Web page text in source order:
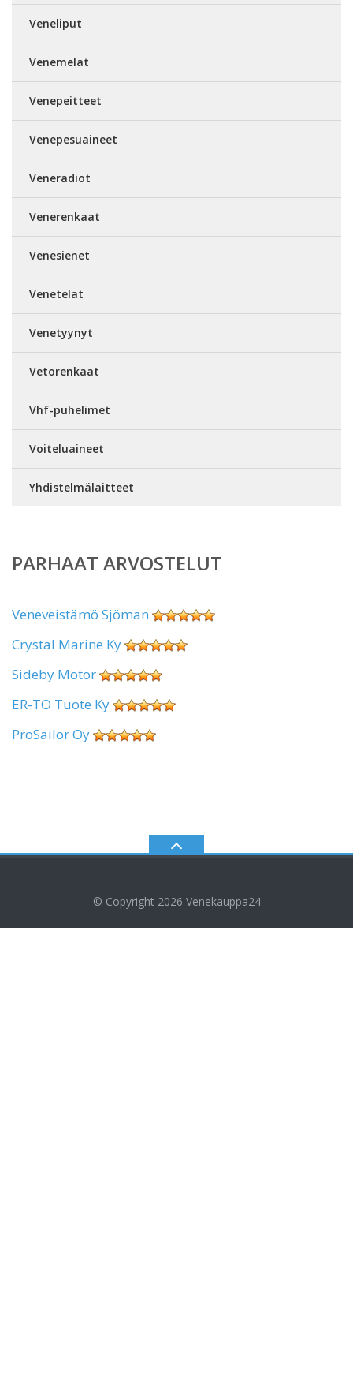
Veneliput
Venemelat
Venepeitteet
Venepesuaineet
Veneradiot
Venerenkaat
Venesienet
Venetelat
Venetyynyt
Vetorenkaat
Vhf-puhelimet
Voiteluaineet
Yhdistelmälaitteet
PARHAAT ARVOSTELUT
Veneveistämö Sjöman
Crystal Marine Ky
Sideby Motor
ER-TO Tuote Ky
ProSailor Oy
© Copyright 2026 Venekauppa24